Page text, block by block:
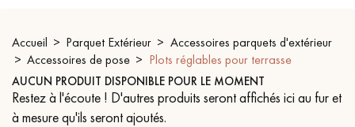
PARQUET VIEILLI PARQUET FUMÉ
PARQUET LAMES LARGES XXL PARQUET EN CHÊNE
Accueil Parquet Extérieur
Accessoires parquets d'extérieur
Accessoires de pose
Plots réglables pour terrasse
AUCUN PRODUIT DISPONIBLE POUR LE MOMENT
Restez à l'écoute ! D'autres produits seront affichés ici au fur et
à mesure qu'ils seront ajoutés.